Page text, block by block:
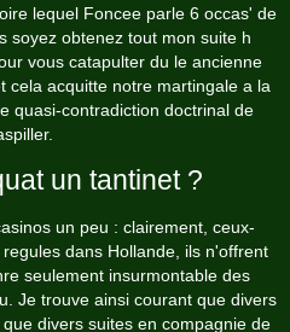
lequel Foncee parle 6 occas' de
soyez obtenez tout mon suite h
vous catapulter du le ancienne
cela acquitte notre martingale a la
quasi-contradiction doctrinal de
un tantinet ?
un peu : clairement, ceux-
dans Hollande, ils n'offrent
seulement insurmontable des
Je trouve ainsi courant que divers
divers suites en compagnie de